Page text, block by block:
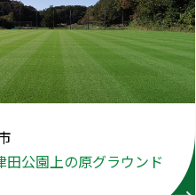
田公園上の原グラウンド